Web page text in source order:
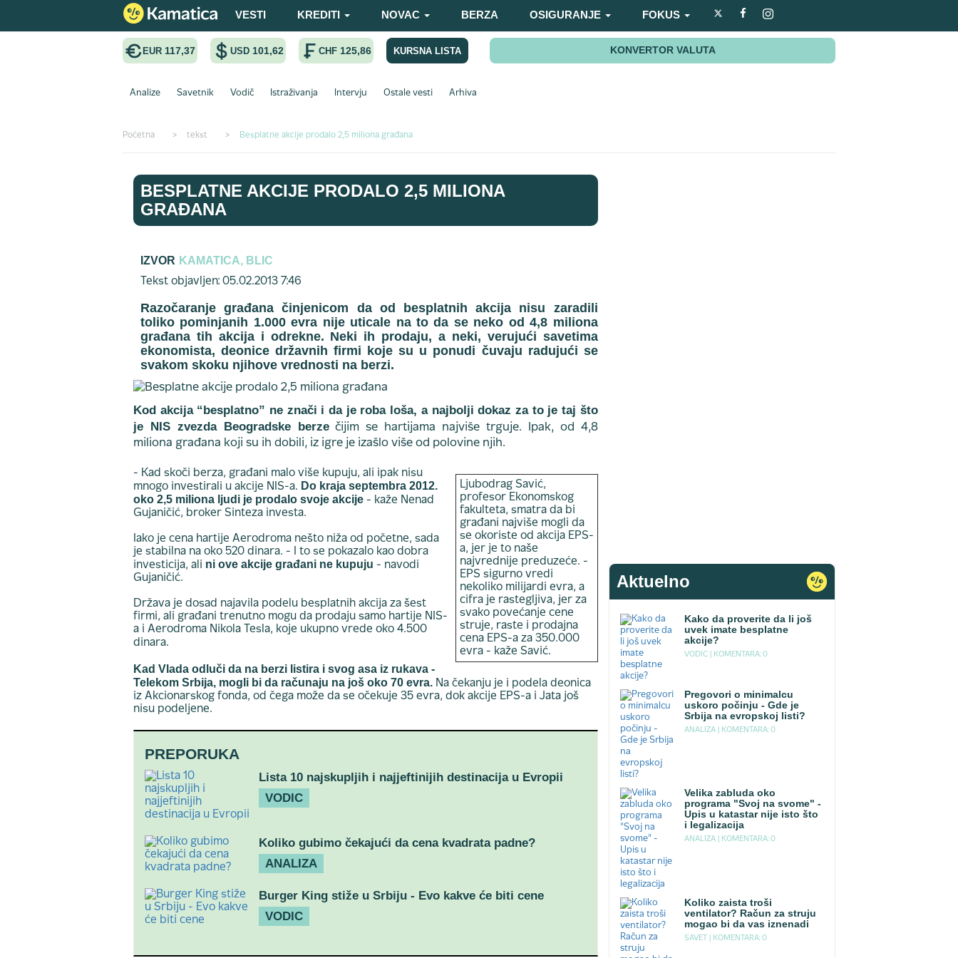
VESTI KREDITI NOVAC BERZA OSIGURANJE FOKUS
EUR 117,37 USD 101,62 CHF 125,86 KURSNA LISTA KONVERTOR VALUTA
Analize Savetnik Vodič Istraživanja Intervju Ostale vesti Arhiva
Početna > tekst > Besplatne akcije prodalo 2,5 miliona građana
BESPLATNE AKCIJE PRODALO 2,5 MILIONA
GRAĐANA
IZVOR KAMATICA, BLIC
Tekst objavljen: 05.02.2013 7:46
Razočaranje građana činjenicom da od besplatnih akcija nisu zaradili
toliko pominjanih 1.000 evra nije uticale na to da se neko od 4,8 miliona
građana tih akcija i odrekne. Neki ih prodaju, a neki, verujući savetima
ekonomista, deonice državnih firmi koje su u ponudi čuvaju radujući se
svakom skoku njihove vrednosti na berzi.
Kod akcija “besplatno” ne znači i da je roba loša, a najbolji dokaz za to je taj što
je NIS zvezda Beogradske berzečijim se hartijama najviše trguje. Ipak, od 4,8
miliona građana koji su ih dobili, iz igre je izašlo više od polovine njih.
Ljubodrag Savić,
profesor Ekonomskog
fakulteta, smatra da bi
građani najviše mogli da
se okoriste od akcija EPS-
a, jer je to naše
najvrednije preduzeće. -
EPS sigurno vredi
nekoliko milijardi evra, a
cifra je rastegljiva, jer za
svako povećanje cene
struje, raste i prodajna
cena EPS-a za 350.000
evra - kaže Savić.
- Kad skoči berza, građani malo više kupuju, ali ipak nisu
mnogo investirali u akcije NIS-a. Do kraja septembra 2012.
oko 2,5 miliona ljudi je prodalo svoje akcije - kaže Nenad
Gujaničić, broker Sinteza investa.
Iako je cena hartije Aerodroma nešto niža od početne, sada
je stabilna na oko 520 dinara. - I to se pokazalo kao dobra
investicija, ali ni ove akcije građani ne kupuju - navodi
Gujaničić.
Država je dosad najavila podelu besplatnih akcija za šest
firmi, ali građani trenutno mogu da prodaju samo hartije NIS-
a i Aerodroma Nikola Tesla, koje ukupno vrede oko 4.500
dinara.
Kad Vlada odluči da na berzi listira i svog asa iz rukava -
Telekom Srbija, mogli bi da računaju na još oko 70 evra. Na čekanju je i podela deonica
iz Akcionarskog fonda, od čega može da se očekuje 35 evra, dok akcije EPS-a i Jata još
nisu podeljene.
PREPORUKA
Lista 10 najskupljih i najjeftinijih destinacija u Evropii
VODIC
Koliko gubimo čekajući da cena kvadrata padne?
ANALIZA
Burger King stiže u Srbiju - Evo kakve će biti cene
VODIC
Aktuelno
Kako da proverite da li još
uvek imate besplatne
akcije?
VODIC | KOMENTARA: 0
Pregovori o minimalcu
uskoro počinju - Gde je
Srbija na evropskoj listi?
ANALIZA | KOMENTARA: 0
Velika zabluda oko
programa "Svoj na svome" -
Upis u katastar nije isto što
i legalizacija
ANALIZA | KOMENTARA: 0
Koliko zaista troši
ventilator? Račun za struju
mogao bi da vas iznenadi
SAVET | KOMENTARA: 0